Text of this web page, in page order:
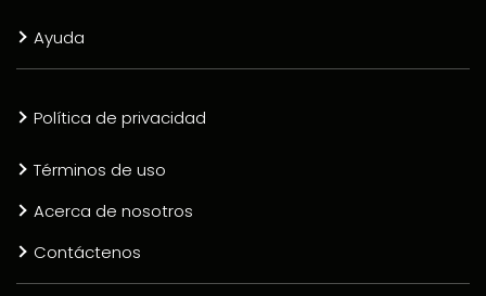
Ayuda
Política de privacidad
Términos de uso
Acerca de nosotros
Contáctenos